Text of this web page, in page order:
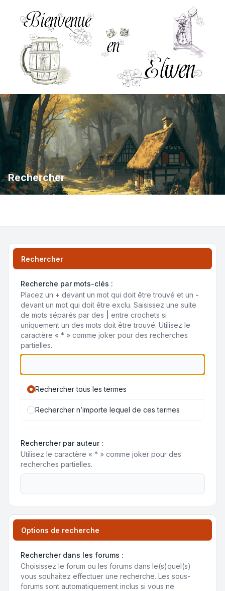
Rechercher
Rechercher
Recherche par mots-clés :
Placez un + devant un mot qui doit être trouvé et un -
devant un mot qui doit être exclu. Saisissez une suite
de mots séparés par des
entre crochets si
uniquement un des mots doit être trouvé. Utilisez le
caractère « * » comme joker pour des recherches
partielles.
Rechercher tous les termes
Rechercher n’importe lequel de ces termes
Rechercher par auteur :
Utilisez le caractère « * » comme joker pour des
recherches partielles.
Options de recherche
Rechercher dans les forums :
Choisissez le forum ou les forums dans le(s)quel(s)
vous souhaitez effectuer une recherche. Les sous-
forums sont automatiquement inclus si vous ne